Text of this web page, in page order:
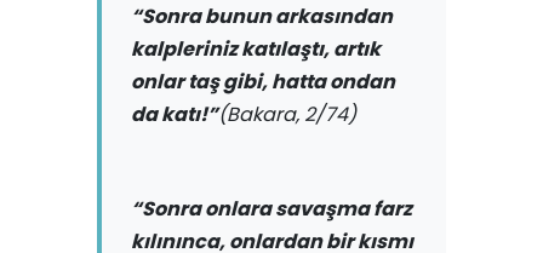
“Sonra bunun arkasından
kalpleriniz katılaştı, artık
onlar taş gibi, hatta ondan
da katı!”(Bakara, 2/74)
“Sonra onlara savaşma farz
kılınınca, onlardan bir kısmı